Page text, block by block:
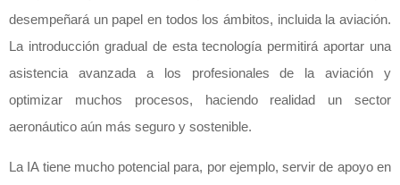
desempeñará un papel en todos los ámbitos, incluida la aviación.
La introducción gradual de esta tecnología permitirá aportar una
asistencia avanzada a los profesionales de la aviación y
optimizar muchos procesos, haciendo realidad un sector
aeronáutico aún más seguro y sostenible.
La IA tiene mucho potencial para, por ejemplo, servir de apoyo en